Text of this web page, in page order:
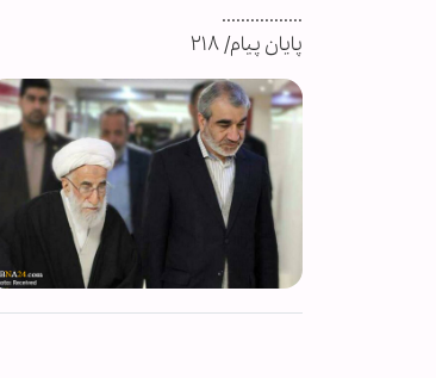
.................
پایان پیام/ ۲۱۸